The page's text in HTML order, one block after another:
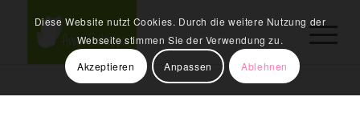
Diese Website nutzt Cookies. Durch die weitere Nutzung der
Webseite stimmen Sie der Verwendung zu.
Akzeptieren
Anpassen Ablehnen